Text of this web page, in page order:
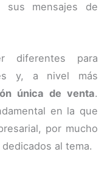
mensajes de
diferentes para
y, a nivel más
única de venta.
en la que
por mucho
al tema.